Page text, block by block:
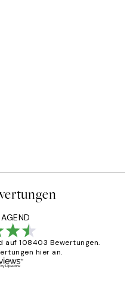
auf 108403 Bewertungen.
hier an.